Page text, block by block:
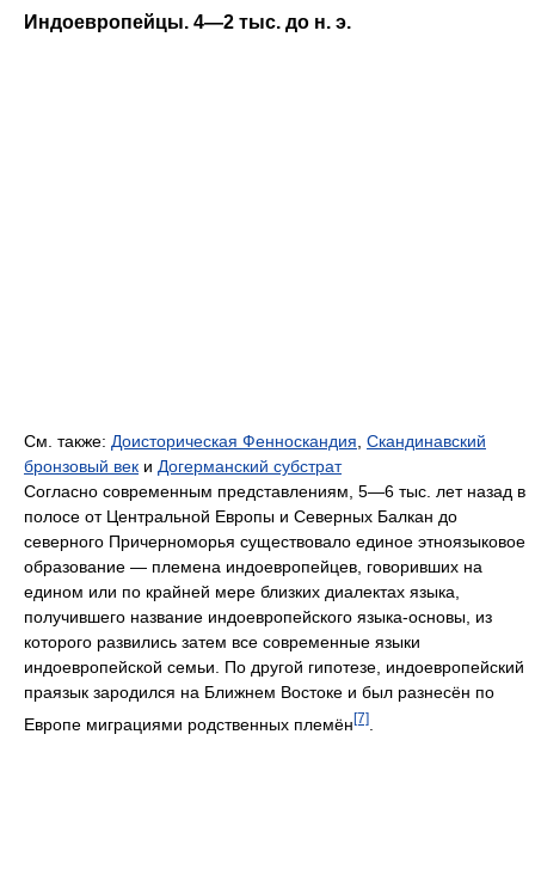
Индоевропейцы. 4—2 тыс. до н. э.
См. также: Доисторическая Фенноскандия, Скандинавский
бронзовый век и Догерманский субстрат
Согласно современным представлениям, 5—6 тыс. лет назад в
полосе от Центральной Европы и Северных Балкан до
северного Причерноморья существовало единое этноязыковое
образование — племена индоевропейцев, говоривших на
едином или по крайней мере близких диалектах языка,
получившего название индоевропейского языка-основы, из
которого развились затем все современные языки
индоевропейской семьи. По другой гипотезе, индоевропейский
праязык зародился на Ближнем Востоке и был разнесён по
Европе миграциями родственных племён [7]